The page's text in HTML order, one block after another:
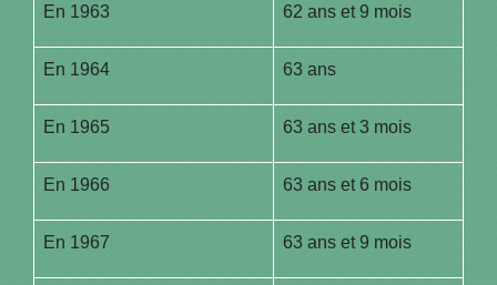
En 1963 62 ans et 9 mois
En 1964 63 ans
En 1965 63 ans et 3 mois
En 1966 63 ans et 6 mois
En 1967 63 ans et 9 mois